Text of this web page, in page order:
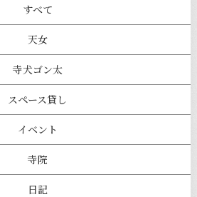
すべて
天女
寺犬ゴン太
スペース貸し
イベント
寺院
日記